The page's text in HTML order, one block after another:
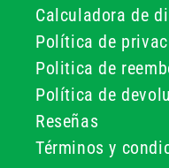
Calculadora de
Política de
Politica de
Política de
Reseñas
Términos y